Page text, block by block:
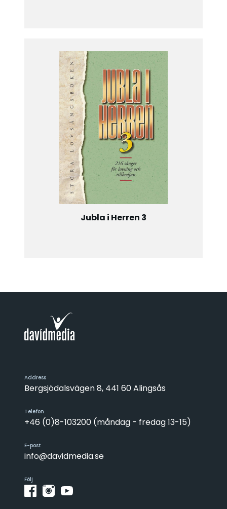
Jubla i Herren 3
Address
Bergsjödalsvägen 8, 441 60 Alingsås
Telefon
+46 (0)8-103200 (måndag - fredag 13-15)
E-post
info@davidmedia.se
Följ